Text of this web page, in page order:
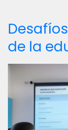
de la